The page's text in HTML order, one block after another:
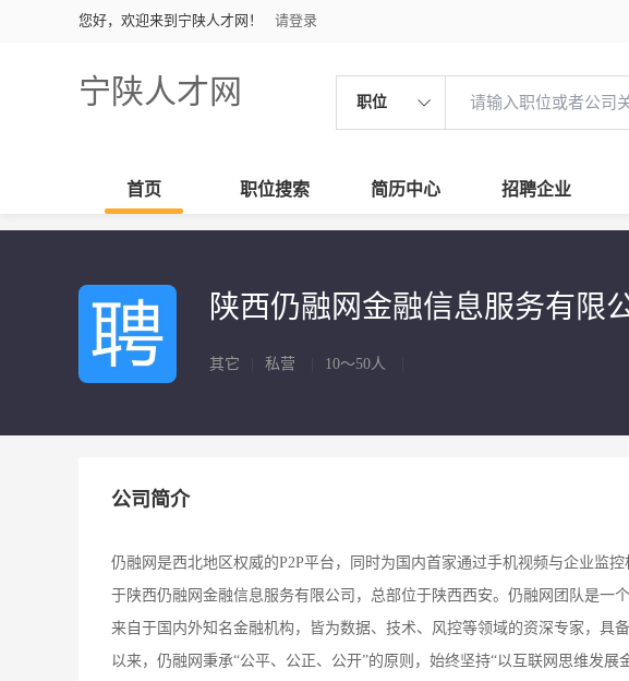
您好，欢迎来到宁陕人才网！ 请登录
宁陕人才网 职位
首页 职位搜索 简历中心 招聘企业
陕西仍融网金融信息服务有限
其它 私营 10～50人
公司简介
仍融网是西北地区权威的P2P平台，同时为国内首家通过手机视频与企业监
于陕西仍融网金融信息服务有限公司，总部位于陕西西安。仍融网团队是一
来自于国内外知名金融机构，皆为数据、技术、风控等领域的资深专家，具
以来，仍融网秉承“公平、公正、公开”的原则，始终坚持“以互联网思维发